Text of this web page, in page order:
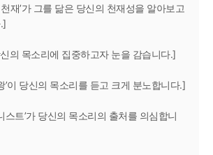
재’가 그를 닮은 당신의 천재성을 알아보고
신의 목소리에 집중하고자 눈을 감습니다.]
’이 당신의 목소리를 듣고 크게 분노합니다.]
스트’가 당신의 목소리의 출처를 의심합니